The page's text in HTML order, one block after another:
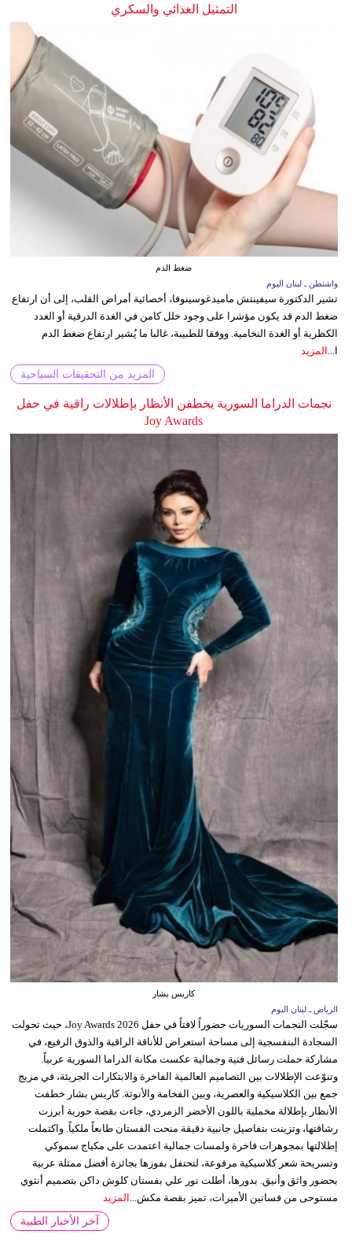
التمثيل الغذائي والسكري
ضغط الدم
واشنطن ـ لبنان اليوم
تشير الدكتورة سيفينتش ماميدغوسينوفا، أخصائية أمراض القلب، إلى أن ارتفاع
ضغط الدم قد يكون مؤشرا على وجود خلل كامن في الغدة الدرقية أو الغدد
الكظرية أو الغدة النخامية. ووفقا للطبيبة، غالبا ما يُشير ارتفاع ضغط الدم
ا...
المزيد
المزيد من التحقيقات السياحية
نجمات الدراما السورية يخطفن الأنظار بإطلالات راقية في حفل
Joy Awards
كاريس بشار
الرياض ـ لبنان اليوم
سجّلت النجمات السوريات حضوراً لافتاً في حفل Joy Awards 2026، حيث تحولت
السجادة البنفسجية إلى مساحة استعراض للأناقة الراقية والذوق الرفيع، في
مشاركة حملت رسائل فنية وجمالية عكست مكانة الدراما السورية عربياً.
وتنوّعت الإطلالات بين التصاميم العالمية الفاخرة والابتكارات الجريئة، في مزيج
جمع بين الكلاسيكية والعصرية، وبين الفخامة والأنوثة. كاريس بشار خطفت
الأنظار بإطلالة مخملية باللون الأخضر الزمردي، جاءت بقصة حورية أبرزت
رشاقتها، وتزينت بتفاصيل جانبية دقيقة منحت الفستان طابعاً ملكياً. واكتملت
إطلالتها بمجوهرات فاخرة ولمسات جمالية اعتمدت على مكياج سموكي
وتسريحة شعر كلاسيكية مرفوعة، لتحتفل بفوزها بجائزة أفضل ممثلة عربية
بحضور واثق وأنيق. بدورها، أطلت نور علي بفستان كلوش داكن بتصميم أنثوي
مستوحى من فساتين الأميرات، تميز بقصة مكش...
المزيد
آخر الأخبار الطبية